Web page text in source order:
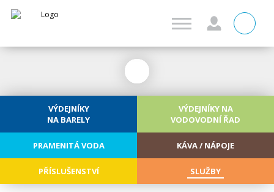
0
VÝDEJNÍKY
NA BARELY
VÝDEJNÍKY NA
VODOVODNÍ ŘAD
PRAMENITÁ VODA KÁVA / NÁPOJE
PŘÍSLUŠENSTVÍ SLUŽBY